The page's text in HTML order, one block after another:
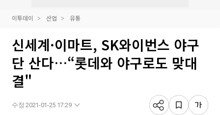
이투데이 산업 유통
신세계·이마트, SK와이번스 야구
단 산다…“롯데와 야구로도 맞대
결"
수정 2021-01-25 17:29